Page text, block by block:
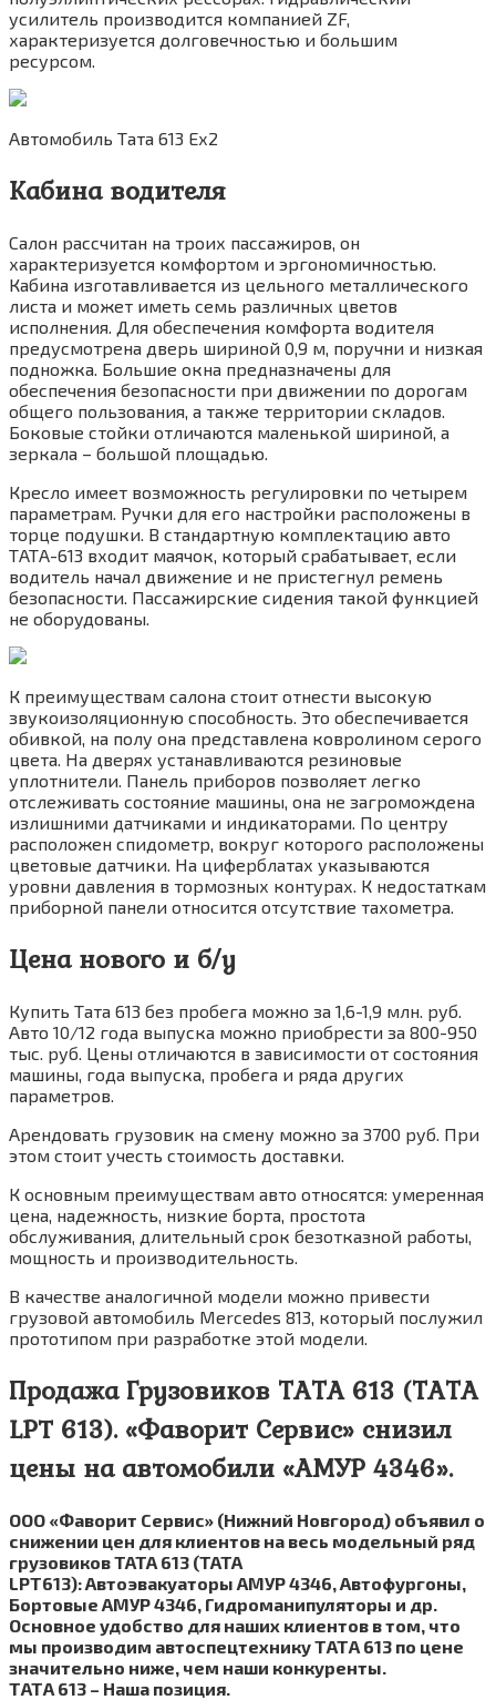
усилитель производится компанией ZF,
характеризуется долговечностью и большим
ресурсом.
Автомобиль Тата 613 Ех2
Кабина водителя
Салон рассчитан на троих пассажиров, он
характеризуется комфортом и эргономичностью.
Кабина изготавливается из цельного металлического
листа и может иметь семь различных цветов
исполнения. Для обеспечения комфорта водителя
предусмотрена дверь шириной 0,9 м, поручни и низкая
подножка. Большие окна предназначены для
обеспечения безопасности при движении по дорогам
общего пользования, а также территории складов.
Боковые стойки отличаются маленькой шириной, а
зеркала – большой площадью.
Кресло имеет возможность регулировки по четырем
параметрам. Ручки для его настройки расположены в
торце подушки. В стандартную комплектацию авто
ТАТА-613 входит маячок, который срабатывает, если
водитель начал движение и не пристегнул ремень
безопасности. Пассажирские сидения такой функцией
не оборудованы.
К преимуществам салона стоит отнести высокую
звукоизоляционную способность. Это обеспечивается
обивкой, на полу она представлена ковролином серого
цвета. На дверях устанавливаются резиновые
уплотнители. Панель приборов позволяет легко
отслеживать состояние машины, она не загромождена
излишними датчиками и индикаторами. По центру
расположен спидометр, вокруг которого расположены
цветовые датчики. На циферблатах указываются
уровни давления в тормозных контурах. К недостаткам
приборной панели относится отсутствие тахометра.
Цена нового и б/у
Купить Тата 613 без пробега можно за 1,6-1,9 млн. руб.
Авто 10/12 года выпуска можно приобрести за 800-950
тыс. руб. Цены отличаются в зависимости от состояния
машины, года выпуска, пробега и ряда других
параметров.
Арендовать грузовик на смену можно за 3700 руб. При
этом стоит учесть стоимость доставки.
К основным преимуществам авто относятся: умеренная
цена, надежность, низкие борта, простота
обслуживания, длительный срок безотказной работы,
мощность и производительность.
В качестве аналогичной модели можно привести
грузовой автомобиль Mercedes 813, который послужил
прототипом при разработке этой модели.
Продажа Грузовиков ТАТА 613 (ТАТА
LPT 613). «Фаворит Сервис» снизил
цены на автомобили «АМУР 4346».
ООО «Фаворит Сервис» (Нижний Новгород) объявил о
снижении цен для клиентов на весь модельный ряд
грузовиков TATA 613 (TATA
LPT613): Автоэвакуаторы АМУР 4346, Автофургоны,
Бортовые АМУР 4346, Гидроманипуляторы и др.
Основное удобство для наших клиентов в том, что
мы производим автоспецтехнику ТАТА 613 по цене
значительно ниже, чем наши конкуренты.
ТАТА 613 – Наша позиция.